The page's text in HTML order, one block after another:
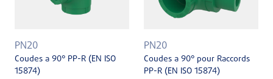
PN20
Coudes a 90° PP-R (EN ISO
15874)
PN20
Coudes a 90° pour Raccords
PP-R (EN ISO 15874)